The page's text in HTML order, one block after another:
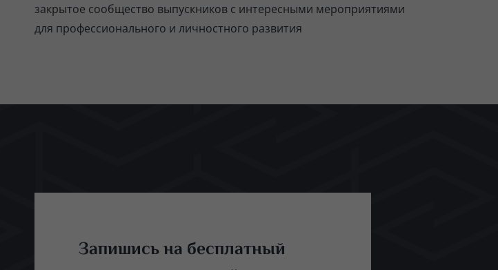
закрытое сообщество выпускников с интересными мероприятиями
для профессионального и личностного развития
Запишись на бесплатный